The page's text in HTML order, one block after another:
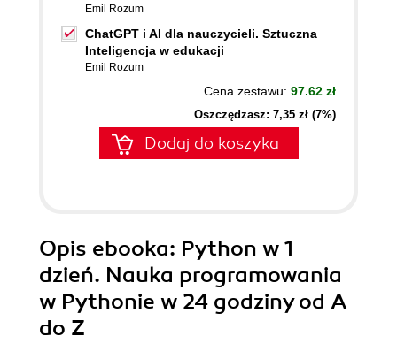
Emil Rozum
ChatGPT i AI dla nauczycieli. Sztuczna
Inteligencja w edukacji
Emil Rozum
Cena zestawu: 97.62 zł
Oszczędzasz: 7,35 zł (7%)
Dodaj do koszyka
Opis ebooka: Python w 1
dzień. Nauka programowania
w Pythonie w 24 godziny od A
do Z